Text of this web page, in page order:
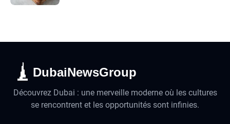
DubaiNewsGroup
Découvrez Dubai : une merveille moderne où les cultures
se rencontrent et les opportunités sont infinies.